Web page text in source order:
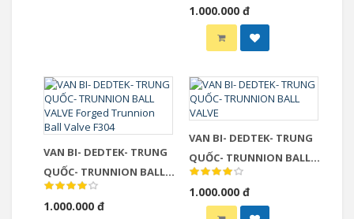
1.000.000 đ
VAN BI- DEDTEK- TRUNG
QUỐC- TRUNNION BALL
VALVE Forged Trunnion
Ball Valve F304
1.000.000 đ
VAN BI- DEDTEK- TRUNG
QUỐC- TRUNNION BALL
VALVE
1.000.000 đ